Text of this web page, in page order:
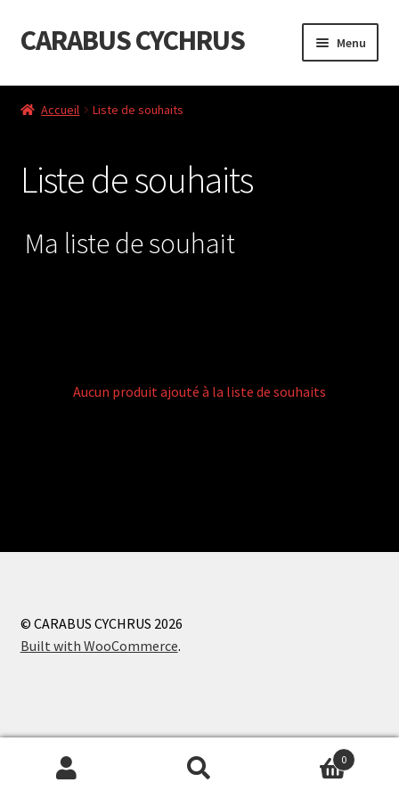
Aller
à
navigation
Aller
au
CARABUS CYCHRUS Menu
Accueil
Checkout
Accueil Liste de souhaits
Liste de souhaits
Ma liste de souhait
Aucun produit ajouté à la liste de souhaits
© CARABUS CYCHRUS 2026
Built with WooCommerce.
Recherche
Recherche
0